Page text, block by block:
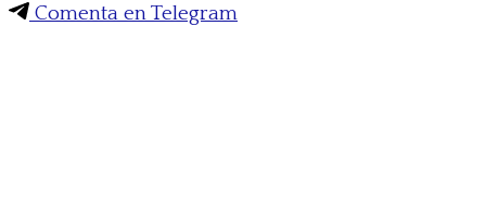
Comenta en Telegram